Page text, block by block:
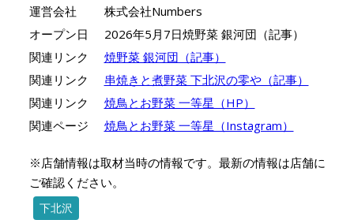
運営会社
株式会社Numbers
オープン日
2026年5月7日焼野菜 銀河団（記事）
関連リンク
焼野菜 銀河団（記事）
関連リンク
串焼きと煮野菜 下北沢の零や（記事）
関連リンク
焼鳥とお野菜 一等星（HP）
関連ページ
焼鳥とお野菜 一等星（Instagram）
※店舗情報は取材当時の情報です。最新の情報は店舗に
ご確認ください。
下北沢